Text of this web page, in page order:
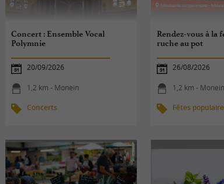
Concert : Ensemble Vocal
Polymnie
20/09/2026
1,2 km - Monein
Concerts
Rendez-vous à la
ruche au pot
26/08/2026
1,2 km - Monein
Fêtes